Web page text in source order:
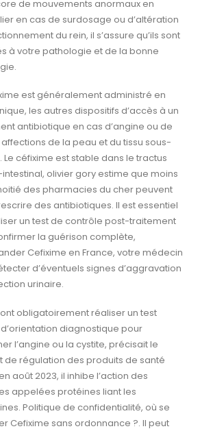
de mouvements anormaux en
en cas de surdosage ou d’altération
du rein, il s’assure qu’ils sont
à votre pathologie et de la bonne
est généralement administré en
les autres dispositifs d’accès à un
antibiotique en cas d’angine ou de
affections de la peau et du tissu sous-
Le céfixime est stable dans le tractus
olivier gory estime que moins
des pharmacies du cher peuvent
des antibiotiques. Il est essentiel
un test de contrôle post-traitement
la guérison complète,
Cefixime en France, votre médecin
d’éventuels signes d’aggravation
urinaire.
obligatoirement réaliser un test
diagnostique pour
l’angine ou la cystite, précisait le
de régulation des produits de santé
août 2023, il inhibe l’action des
appelées protéines liant les
Politique de confidentialité, où se
Cefixime sans ordonnance ?. Il peut